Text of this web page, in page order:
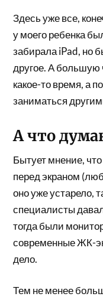
Здесь уже все,
у моего ребенка
забирала iPad, но
другое. А большую
какое-то время, а
заниматься
А что
Бытует мнение,
перед экраном
оно уже устарело,
специалисты
тогда были
современные ЖК-
дело.
Тем не менее